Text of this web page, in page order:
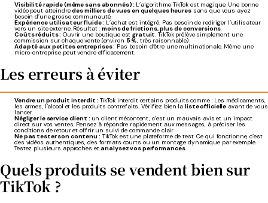
Visibilité rapide (même sans abonnés) : L’algorithme TikTok est magique. Une bonne
vidéo peut atteindredes milliers de vues en quelques heuressans que vous ayez
besoin d’une grosse communauté.
Expérience utilisateur fluide : L’achat est intégré. Pas besoin de rediriger l’utilisateur
vers un site externe. Résultat :moins de frictions, plus de conversions.
Coûts réduits : Ouvrir une boutique estgratuit. TikTok prélève simplement une
commission sur chaque vente (environ 5 %, très raisonnable).
Adapté aux petites entreprises : Pas besoin d’être une multinationale. Même une
micro-entreprise peut vendre efficacement.
Les erreurs à éviter
Vendre un produit interdit : TikTok interdit certains produits comme : Les médicaments,
les armes, l’alcool et les produits contrefaits. Vérifiez bien laliste officielle avant de vous
lancer.
Négliger le service client : un client mécontent, c’est un mauvais avis et un impact
direct sur vos ventes. Pensez à répondre rapidement aux messages, à préciser les
conditions de retour et offrir un suivi de commande clair
Ne pas tester son contenu : TikTok est une plateforme de test. Ce qui fonctionne, c’est
des vidéos authentiques, des formats courts ou un montage dynamique par exemple.
Testez plusieurs approches et analysez vos performances.
Quels produits se vendent bien sur
TikTok ?